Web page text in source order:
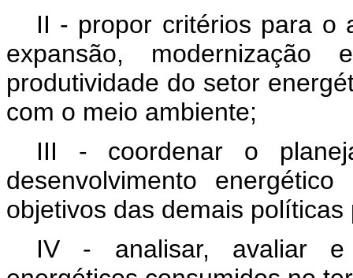
II - propor critérios para o
expansão,
produtividade do setor
com o meio ambiente;
III - coordenar o
desenvolvimento
objetivos das demais
IV - analisar, avaliar e